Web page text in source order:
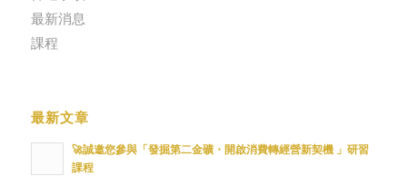
最新消息
課程
最新文章
🚀誠邀您參與「發掘第二金礦・開啟消費轉經營新契機 」研習
課程